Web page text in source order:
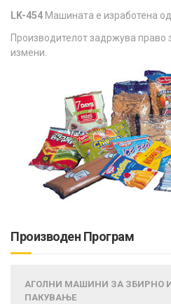
LK-454 Машината е изработена
Производителот задржува право
измени.
Производен Програм
АГОЛНИ МАШИНИ ЗА ЗБИРНО
ПАКУВАЊЕ